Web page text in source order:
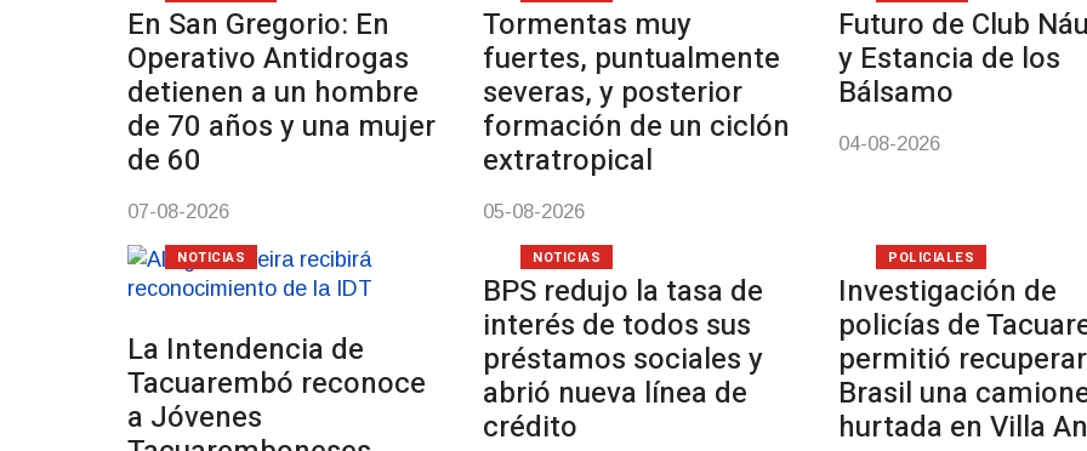
En San Gregorio: En
Operativo Antidrogas
detienen a un hombre
de 70 años y una mujer
de 60
07-08-2026
Tormentas muy
fuertes, puntualmente
severas, y posterior
formación de un ciclón
extratropical
05-08-2026
Futuro de Club
y Estancia de los
Bálsamo
04-08-2026
La Intendencia de
Tacuarembó reconoce
a Jóvenes
NOTICIAS
BPS redujo la tasa de
interés de todos sus
préstamos sociales y
abrió nueva línea de
crédito
NOTICIAS
Investigación de
policías de
permitió
Brasil una
hurtada en Villa
POLICIALES